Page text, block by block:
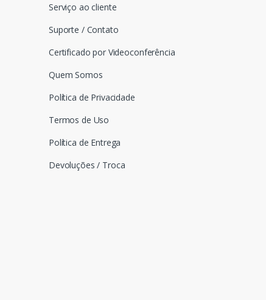
Serviço ao cliente
Suporte / Contato
Certificado por Videoconferência
Quem Somos
Política de Privacidade
Termos de Uso
Política de Entrega
Devoluções / Troca